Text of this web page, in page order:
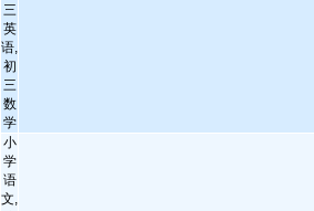
三
英
语,
初
三
数
学
小
学
语
文,